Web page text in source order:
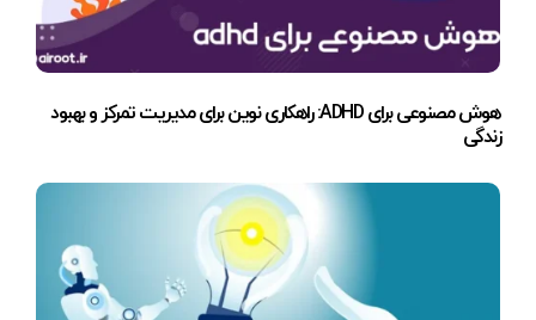
هوش مصنوعی برای ADHD: راهکاری نوین برای مدیریت تمرکز و بهبود
زندگی